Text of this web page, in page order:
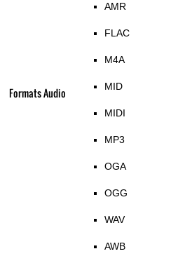
Formats Audio
AMR
FLAC
M4A
MID
MIDI
MP3
OGA
OGG
WAV
AWB